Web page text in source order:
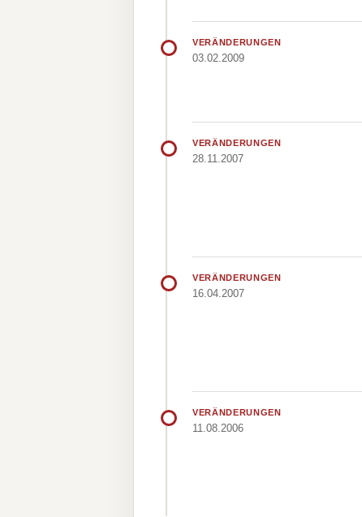
VERÄNDERUNGEN
03.02.2009
VERÄNDERUNGEN
28.11.2007
VERÄNDERUNGEN
16.04.2007
VERÄNDERUNGEN
11.08.2006